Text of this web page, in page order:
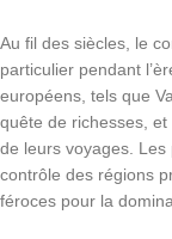
Au fil des siècles, le
particulier pendant
européens, tels que
quête de richesses, et
de leurs voyages. Les
contrôle des régions
féroces pour la